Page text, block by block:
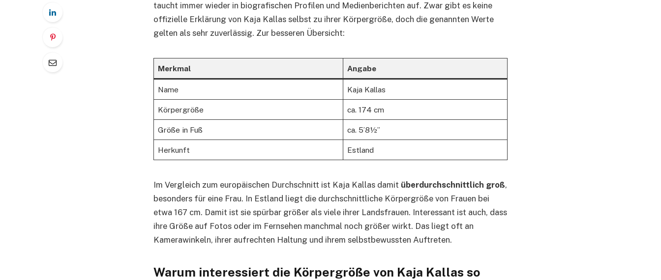
taucht immer wieder in biografischen Profilen und Medienberichten auf. Zwar gibt es keine
offizielle Erklärung von Kaja Kallas selbst zu ihrer Körpergröße, doch die genannten Werte
gelten als sehr zuverlässig. Zur besseren Übersicht:
Merkmal Angabe
Name Kaja Kallas
Körpergröße ca. 174 cm
Größe in Fuß ca. 5’8½”
Herkunft Estland
Im Vergleich zum europäischen Durchschnitt ist Kaja Kallas damit überdurchschnittlich groß,
besonders für eine Frau. In Estland liegt die durchschnittliche Körpergröße von Frauen bei
etwa 167 cm. Damit ist sie spürbar größer als viele ihrer Landsfrauen. Interessant ist auch, dass
ihre Größe auf Fotos oder im Fernsehen manchmal noch größer wirkt. Das liegt oft an
Kamerawinkeln, ihrer aufrechten Haltung und ihrem selbstbewussten Auftreten.
Warum interessiert die Körpergröße von Kaja Kallas so